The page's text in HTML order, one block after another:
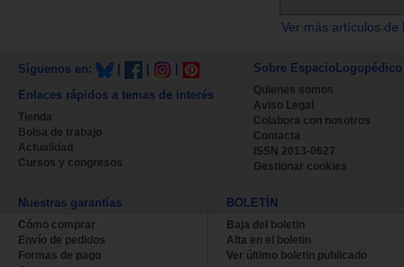
Ver más artículos
Síguenos en:
Enlaces rápidos a temas de interés
Tienda
Bolsa de trabajo
Actualidad
Cursos y congresos
Sobre EspacioLogopédico
Quienes somos
Aviso Legal
Colabora con nosotros
Contacta
ISSN 2013-0627
Gestionar cookies
Nuestras garantías
Cómo comprar
Envío de pedidos
Formas de pago
BOLETÍN
Baja del boletin
Alta en el boletin
Ver último boletin publicado